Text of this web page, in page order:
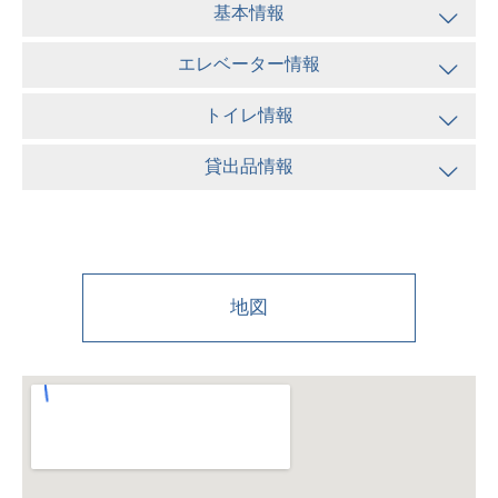
基本情報
エレベーター情報
トイレ情報
貸出品情報
地図